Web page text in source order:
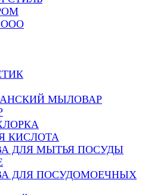
МЫЛОВАР
КИСЛОТА
ДЛЯ МЫТЬЯ ПОСУДЫ
ДЛЯ ПОСУДОМОЕЧНЫХ